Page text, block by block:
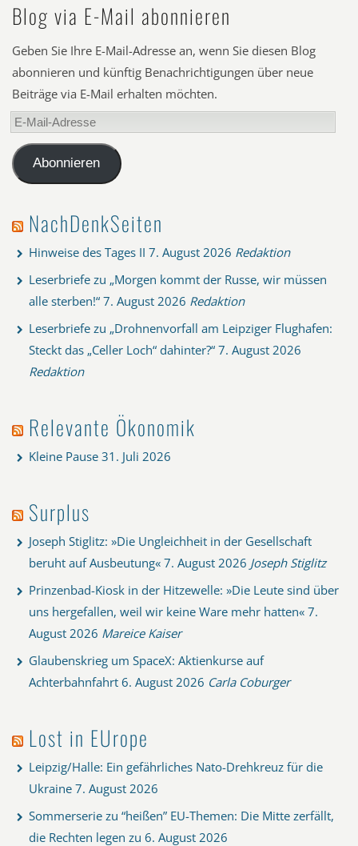
Blog via E-Mail abonnieren
Geben Sie Ihre E-Mail-Adresse an, wenn Sie diesen Blog
abonnieren und künftig Benachrichtigungen über neue
Beiträge via E-Mail erhalten möchten.
E-
Mail-
AdresseAbonnieren
NachDenkSeiten
Hinweise des Tages II 7. August 2026 Redaktion
Leserbriefe zu „Morgen kommt der Russe, wir müssen
alle sterben!“ 7. August 2026 Redaktion
Leserbriefe zu „Drohnenvorfall am Leipziger Flughafen:
Steckt das „Celler Loch“ dahinter?“ 7. August 2026
Redaktion
Relevante Ökonomik
Kleine Pause 31. Juli 2026
Surplus
Joseph Stiglitz: »Die Ungleichheit in der Gesellschaft
beruht auf Ausbeutung« 7. August 2026 Joseph Stiglitz
Prinzenbad-Kiosk in der Hitzewelle: »Die Leute sind über
uns hergefallen, weil wir keine Ware mehr hatten« 7.
August 2026 Mareice Kaiser
Glaubenskrieg um SpaceX: Aktienkurse auf
Achterbahnfahrt 6. August 2026 Carla Coburger
Lost in EUrope
Leipzig/Halle: Ein gefährliches Nato-Drehkreuz für die
Ukraine 7. August 2026
Sommerserie zu “heißen” EU-Themen: Die Mitte zerfällt,
die Rechten legen zu 6. August 2026